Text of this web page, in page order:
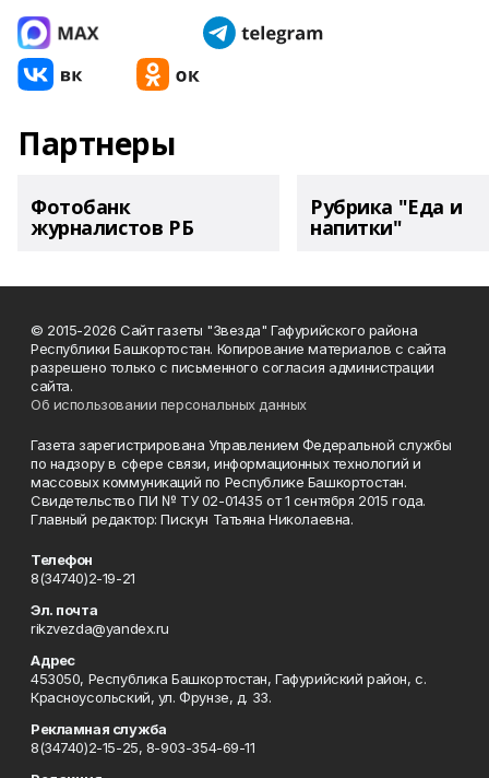
Партнеры
Фотобанк
журналистов РБ
Рубрика "Еда и
напитки"
© 2015-2026 Сайт газеты "Звезда" Гафурийского района
Республики Башкортостан. Копирование материалов с сайта
разрешено только с письменного согласия администрации
сайта.
Об использовании персональных данных
Газета зарегистрирована Управлением Федеральной службы
по надзору в сфере связи, информационных технологий и
массовых коммуникаций по Республике Башкортостан.
Свидетельство ПИ № ТУ 02-01435 от 1 сентября 2015 года.
Главный редактор: Пискун Татьяна Николаевна.
Телефон
8(34740)2-19-21
Эл. почта
rikzvezda@yandex.ru
Адрес
453050, Республика Башкортостан, Гафурийский район, с.
Красноусольский, ул. Фрунзе, д. 33.
Рекламная служба
8(34740)2-15-25, 8-903-354-69-11